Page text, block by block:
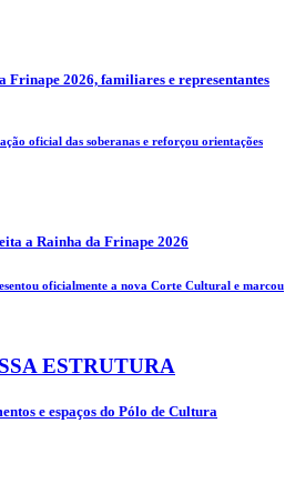
Frinape 2026, familiares e representantes
oficial das soberanas e reforçou orientações
a Rainha da Frinape 2026
oficialmente a nova Corte Cultural e marcou
ESTRUTURA
e espaços do Pólo de Cultura